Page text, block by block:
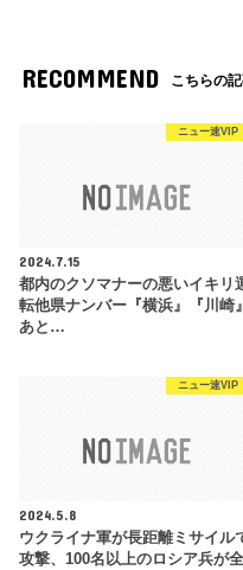
RECOMMEND こちらの
ニュー速VIP
2024.7.15
都内のクソマナーの悪いイキリ
転他県ナンバー『横浜』『川崎』
あと…
ニュー速VIP
2024.5.8
ウクライナ軍が長距離ミサイル
攻撃、100名以上のロシア兵が全